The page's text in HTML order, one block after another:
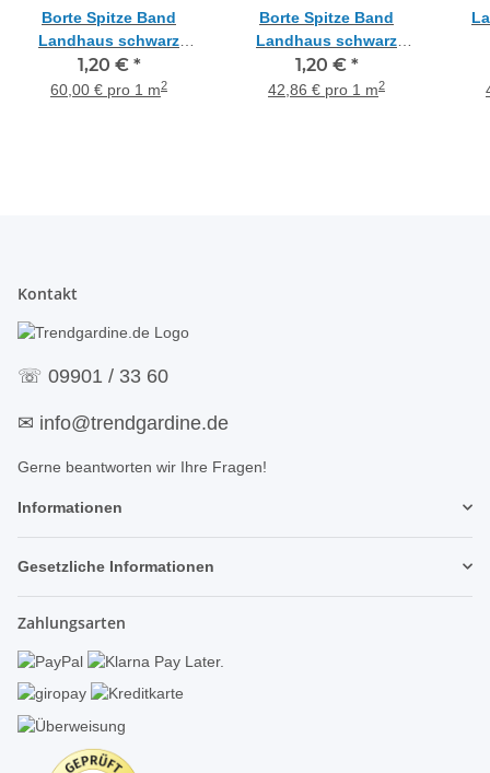
Borte Spitze Band
Landhaus schwarz
Höhe 20 mm, Meterware
1,20 € *
60,00 € pro 1 m2
Borte Spitze Band
Landhaus schwarz
Höhe 28 mm, Meterware
1,20 € *
42,86 € pro 1 m2
Kontakt
☏ 09901 / 33 60
✉ info@trendgardine.de
Gerne beantworten wir Ihre Fragen!
Informationen
Gesetzliche Informationen
Zahlungsarten